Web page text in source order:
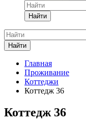
Найти
Найти
Главная
Проживание
Коттеджи
Коттедж 36
Коттедж 36